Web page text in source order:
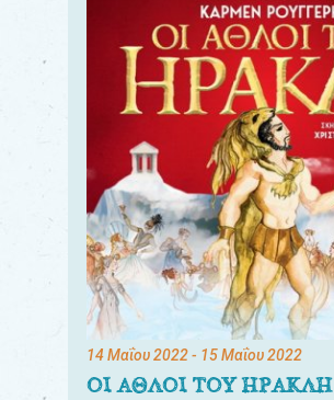
14 Μαΐου 2022- 15 Μαΐου 2022
ΟΙ ΑΘΛΟΙ ΤΟΥ ΗΡΑΚΛΗ